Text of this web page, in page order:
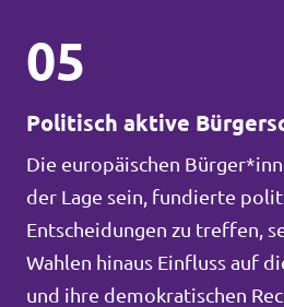
05
Politisch aktive
Die europäischen
der Lage sein, fundierte
Entscheidungen zu treffen,
Wahlen hinaus Einfluss auf
und ihre demokratischen